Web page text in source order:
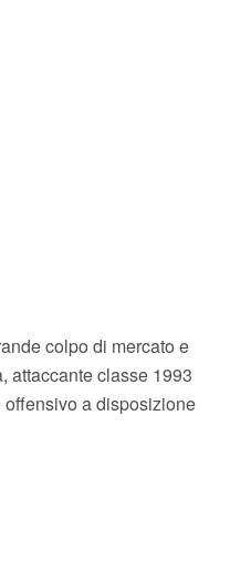
colpo di mercato e
attaccante classe 1993
a disposizione